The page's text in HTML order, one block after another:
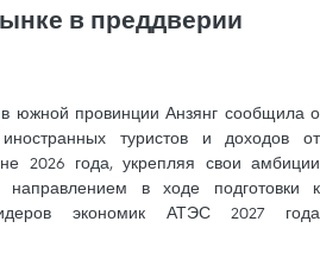
в преддверии
южной провинции Анзянг сообщила о
туристов и доходов от
2026 года, укрепляя свои амбиции
в ходе подготовки к
экономик АТЭС 2027 года